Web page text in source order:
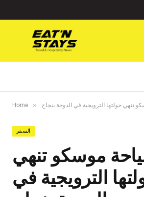
Home » تنهي جولتها الترويجية في الدوحة بنجاح
السفر
موسكو تنهي
الترويجية في